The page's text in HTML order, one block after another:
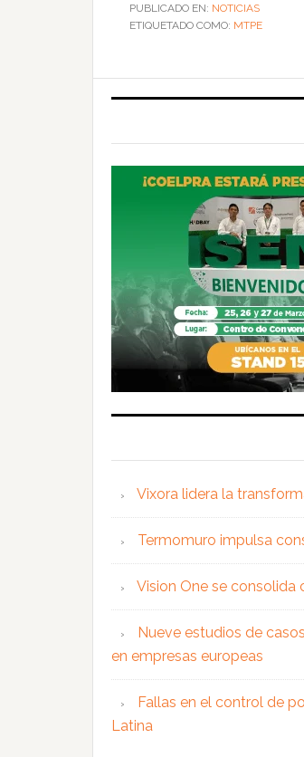
PUBLICADO EN: NOTICIAS
ETIQUETADO COMO: MTPE
Vixora lidera la
Termomuro impulsa
Vision One se consolida
Nueve estudios de
en empresas europeas
Fallas en el control de
Latina